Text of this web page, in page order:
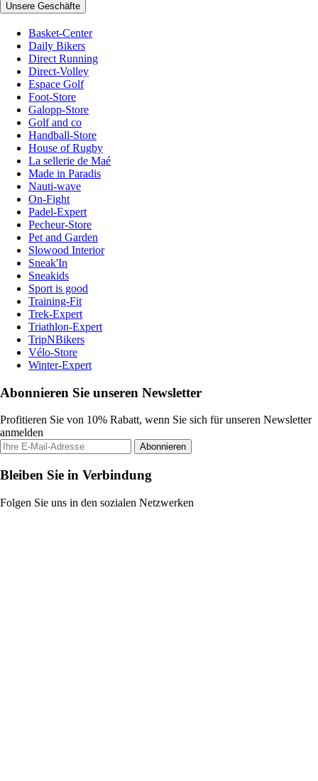
Unsere Geschäfte
Basket-Center
Daily Bikers
Direct Running
Direct-Volley
Espace Golf
Foot-Store
Galopp-Store
Golf and co
Handball-Store
House of Rugby
La sellerie de Maé
Made in Paradis
Nauti-wave
On-Fight
Padel-Expert
Pecheur-Store
Pet and Garden
Slowood Interior
Sneak'In
Sneakids
Sport is good
Training-Fit
Trek-Expert
Triathlon-Expert
TripNBikers
Vélo-Store
Winter-Expert
Abonnieren Sie unseren Newsletter
Profitieren Sie von 10% Rabatt, wenn Sie sich für unseren Newsletter
anmelden
Abonnieren
Bleiben Sie in Verbindung
Folgen Sie uns in den sozialen Netzwerken